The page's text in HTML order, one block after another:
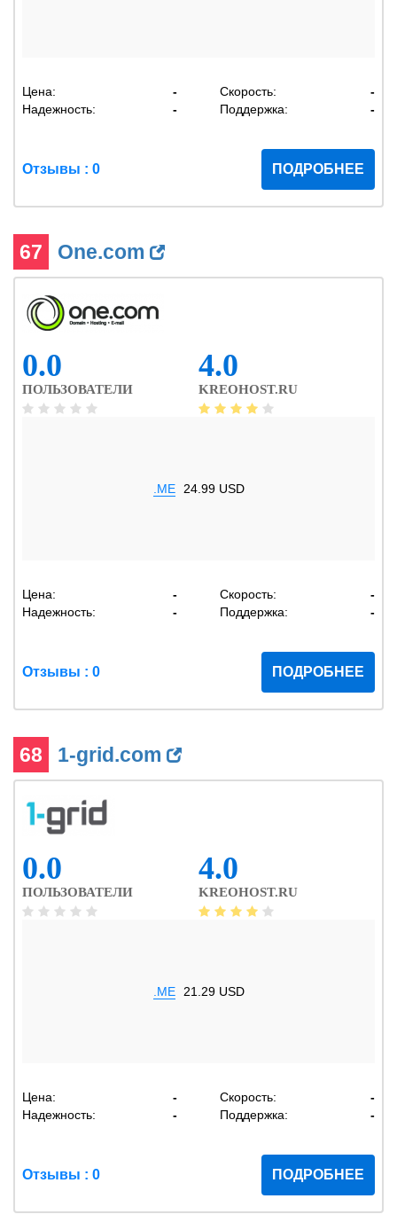
Цена: - Скорость:
-
Надежность:
- Поддержка: -
Отзывы : 0 ПОДРОБНЕЕ
67 One.com
0.0
ПОЛЬЗОВАТЕЛИ
4.0
KREOHOST.RU
.ME 24.99 USD
Цена: - Скорость:
-
Надежность:
- Поддержка: -
Отзывы : 0 ПОДРОБНЕЕ
68 1-grid.com
0.0
ПОЛЬЗОВАТЕЛИ
4.0
KREOHOST.RU
.ME 21.29 USD
Цена: - Скорость:
-
Надежность:
- Поддержка: -
Отзывы : 0 ПОДРОБНЕЕ